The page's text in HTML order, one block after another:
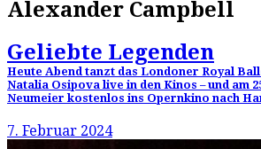
Alexander Campbell
Geliebte Legenden
Heute Abend tanzt das Londoner Royal
Natalia Osipova live in den Kinos – und am
Neumeier kostenlos ins Opernkino nach
7. Februar 2024